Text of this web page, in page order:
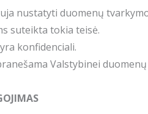
nustatyti duomenų
suteikta tokia teisė.
konfidenciali.
Valstybinei